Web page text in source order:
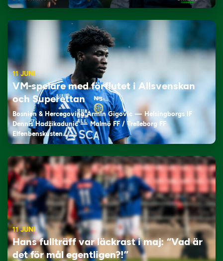
11 JUNI
VM-spelare med förflutet i Allsvenskan
och Superettan
Bosnien & Hercegovina Armin Gigovic — Helsingborgs IF
Dennis Hadžikadunić — Malmö FF / Trelleborg FF
Elfenbenskusten…
11 JUNI
Hans fullträff var läckrast i maj: “Vad är
det för mål egentligen?!”